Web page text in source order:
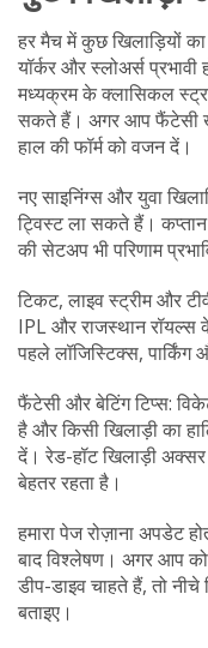
हर मैच में कुछ खिलाड़ियों का
यॉर्कर और स्लोअर्स
मध्यक्रम के क्लासिकल
सकते हैं। अगर आप फैंटेसी
हाल की फॉर्म को वजन दें।
नए साइनिंग्स और युवा
ट्विस्ट ला सकते हैं। कप्तान
की सेटअप भी परिणाम
टिकट, लाइव स्ट्रीम और
IPL और राजस्थान
पहले लॉजिस्टिक्स,
फैंटेसी और बेटिंग टिप्स:
है और किसी खिलाड़ी का
दें। रेड-हॉट खिलाड़ी
बेहतर रहता है।
हमारा पेज रोज़ाना अपडेट
बाद विश्लेषण। अगर आप
डीप-डाइव चाहते हैं, तो
बताइए।